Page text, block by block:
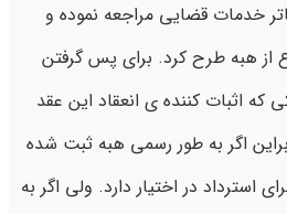
خدمات قضایی مراجعه نموده و
از هبه طرح کرد. برای پس گرفتن
اثبات کننده ی انعقاد این عقد
اگر به طور رسمی هبه ثبت شده
استرداد در اختیار دارد. ولی اگر به